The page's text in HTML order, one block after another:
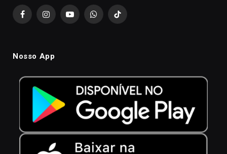
FacebookInstagramYouTubeWhatsAppTikTok
Nosso App